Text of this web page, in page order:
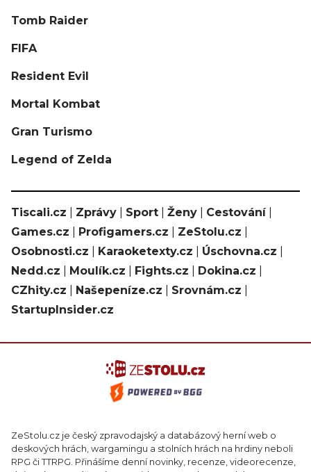
Tomb Raider
FIFA
Resident Evil
Mortal Kombat
Gran Turismo
Legend of Zelda
Tiscali.cz Zprávy Sport Ženy Cestování|
Games.cz
Profigamers.cz ZeStolu.cz
Osobnosti.cz
Karaoketexty.cz Úschovna.cz
Nedd.cz
Moulík.cz Fights.cz Dokina.cz
CZhity.cz
Našepeníze.cz Srovnám.cz
StartupInsider.cz
ZeStolu.cz je český zpravodajský a databázový herní web o
deskových hrách, wargamingu a stolních hrách na hrdiny neboli
RPG či TTRPG. Přinášíme denní novinky, recenze, videorecenze,